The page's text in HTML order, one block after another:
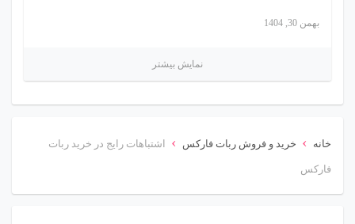
بهمن 30, 1404
نمایش بیشتر
خانه › خرید و فروش ربات فارکس › اشتباهات رایج در خرید ربات
فارکس